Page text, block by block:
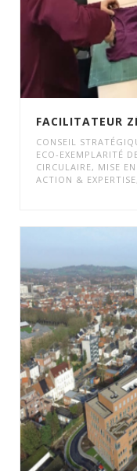
FACILITATEUR
CONSEIL
ECO-EXEMPLARITÉ
CIRCULAIRE, MISE
ACTION & EXPERTISE